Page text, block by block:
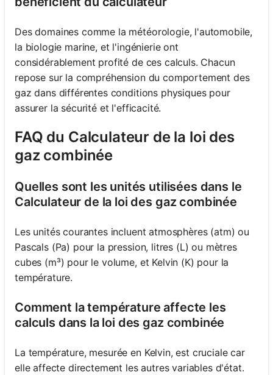
Des domaines comme la météorologie, l'automobile,
la biologie marine, et l'ingénierie ont
considérablement profité de ces calculs. Chacun
repose sur la compréhension du comportement des
gaz dans différentes conditions physiques pour
assurer la sécurité et l'efficacité.
FAQ du Calculateur de la loi des
gaz combinée
Quelles sont les unités utilisées dans le
Calculateur de la loi des gaz combinée
Les unités courantes incluent atmosphères (atm) ou
Pascals (Pa) pour la pression, litres (L) ou mètres
cubes (m³) pour le volume, et Kelvin (K) pour la
température.
Comment la température affecte les
calculs dans la loi des gaz combinée
La température, mesurée en Kelvin, est cruciale car
elle affecte directement les autres variables d'état.